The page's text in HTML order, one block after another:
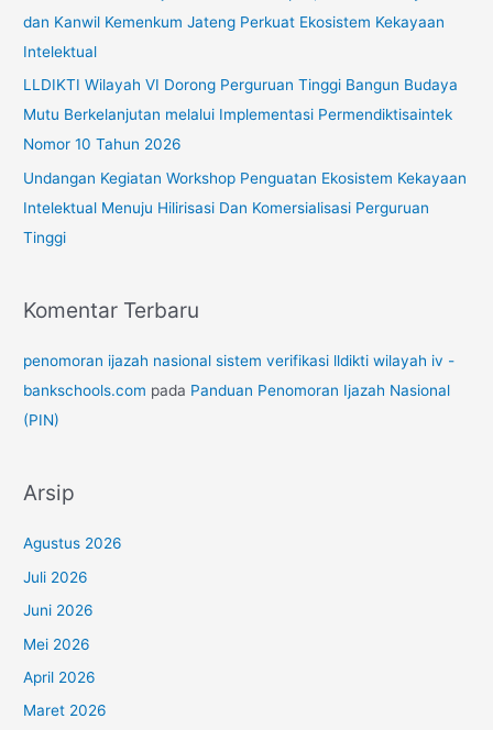
dan Kanwil Kemenkum Jateng Perkuat Ekosistem Kekayaan
Intelektual
LLDIKTI Wilayah VI Dorong Perguruan Tinggi Bangun Budaya
Mutu Berkelanjutan melalui Implementasi Permendiktisaintek
Nomor 10 Tahun 2026
Undangan Kegiatan Workshop Penguatan Ekosistem Kekayaan
Intelektual Menuju Hilirisasi Dan Komersialisasi Perguruan
Tinggi
Komentar Terbaru
penomoran ijazah nasional sistem verifikasi lldikti wilayah iv -
bankschools.com pada Panduan Penomoran Ijazah Nasional
(PIN)
Arsip
Agustus 2026
Juli 2026
Juni 2026
Mei 2026
April 2026
Maret 2026